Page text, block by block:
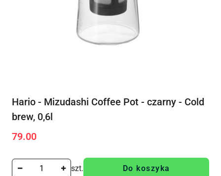
Hario - Mizudashi Coffee Pot - czarny - Cold
brew, 0,6l
Cena:
79.00
szt. Do koszyka